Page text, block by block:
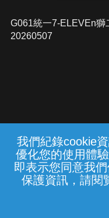
我們紀錄cookie
優化您的使用體
即表示您同意我
保護資訊，請閱
G061統一7-ELEVEn獅
20260507
常見問題 線上客服
中華電信股份
(統一編